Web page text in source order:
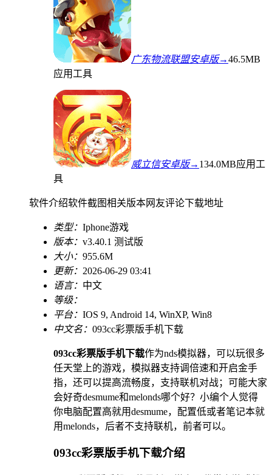
广东物流联盟安卓版→46.5MB
应用工具
威立信安卓版→ 134.0MB应用工
具
软件介绍软件截图相关版本网友评论下载地址
类型： Iphone游戏
版本： v3.40.1 测试版
大小： 955.6M
更新： 2026-06-29 03:41
语言： 中文
等级：
平台： IOS 9, Android 14, WinXP, Win8
中文名： 093cc彩票版手机下载
093cc彩票版手机下载作为nds模拟器，可以玩很多
任天堂上的游戏，模拟器支持调倍速和开启金手
指，还可以提高流畅度，支持联机对战；可能大家
会好奇desmume和melonds哪个好？小编个人觉得
你电脑配置高就用desmume，配置低或者笔记本就
用melonds，后者不支持联机，前者可以。
093cc彩票版手机下载介绍